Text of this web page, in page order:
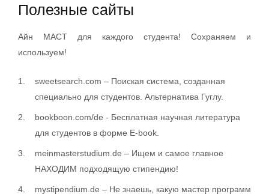
Полезные сайты
Айн МАСТ для каждого студента! Сохраняем и
используем!
sweetsearch.com – Поиская система, созданная
специально для студентов. Альтернатива Гуглу.
bookboon.com/de - Бесплатная научная литература
для студентов в форме E-book.
meinmasterstudium.de – Ищем и самое главное
НАХОДИМ подходящую стипендию!
mystipendium.de – Не знаешь, какую мастер программ